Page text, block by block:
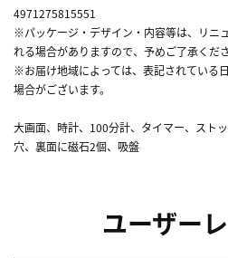
4971275815551
※パッケージ・デザイン・内容等は、リニ
れる場合がありますので、予めご了承くださ
※お届け地域によっては、表記されている
場合がございます。
大画面、時計、100分計、タイマー、スト
穴、裏面に磁石2個、吸盤
ユーザー